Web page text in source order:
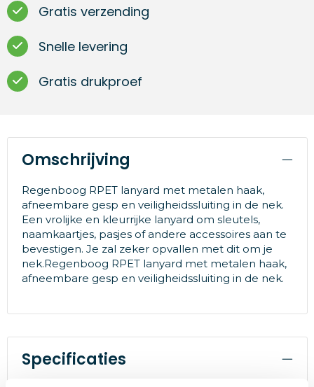
Gratis verzending
Snelle levering
Gratis drukproef
Omschrijving
Regenboog RPET lanyard met metalen haak,
afneembare gesp en veiligheidssluiting in de nek.
Een vrolijke en kleurrijke lanyard om sleutels,
naamkaartjes, pasjes of andere accessoires aan te
bevestigen. Je zal zeker opvallen met dit om je
nek.Regenboog RPET lanyard met metalen haak,
afneembare gesp en veiligheidssluiting in de nek.
Specificaties